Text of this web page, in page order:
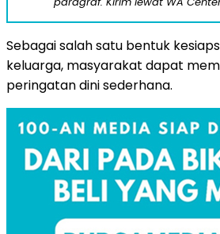
Sebagai salah satu bentuk
keluarga, masyarakat dapat
peringatan dini sederhana.